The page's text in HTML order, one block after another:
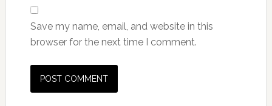
Save my name, email, and website in this
browser for the next time I comment.